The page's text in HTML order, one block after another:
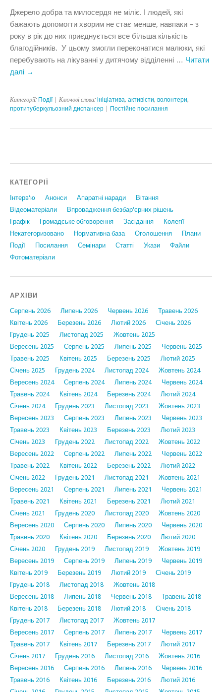
Джерело добра та милосердя не міліє. І людей, які
бажають допомогти хворим не стає менше, навпаки – з
року в рік до них приєднується все більша кількість
благодійників. У цьому змогли переконатися малюки, які
перебувають на лікуванні у дитячому відділенні … Читати
далі →
Категорії: Події| Ключові слова: ініціатива, активісти, волонтери,
протитуберкульозний диспансер
Постійне посилання
КАТЕГОРІЇ
Інтерв'ю Анонси Апаратні наради
Вiтання
Відеоматеріали
Впровадження безбар'єрних рішень
Графiк
Громадське обговорення Засідання
Колегії
Некатегоризовано
Нормативна база Оголошення
Плани
Події
Посилання Семінари Статтi Укази
Файли
Фотоматеріали
АРХІВИ
Серпень 2026 Липень 2026 Червень 2026
Травень 2026
Квітень 2026
Березень 2026 Лютий 2026
Січень 2026
Грудень 2025
Листопад 2025
Жовтень 2025
Вересень 2025
Серпень 2025 Липень 2025
Червень 2025
Травень 2025
Квітень 2025 Березень 2025
Лютий 2025
Січень 2025
Грудень 2024 Листопад 2024
Жовтень 2024
Вересень 2024
Серпень 2024 Липень 2024
Червень 2024
Травень 2024
Квітень 2024 Березень 2024
Лютий 2024
Січень 2024
Грудень 2023 Листопад 2023
Жовтень 2023
Вересень 2023
Серпень 2023 Липень 2023
Червень 2023
Травень 2023
Квітень 2023 Березень 2023
Лютий 2023
Січень 2023
Грудень 2022 Листопад 2022
Жовтень 2022
Вересень 2022
Серпень 2022 Липень 2022
Червень 2022
Травень 2022
Квітень 2022 Березень 2022
Лютий 2022
Січень 2022
Грудень 2021 Листопад 2021
Жовтень 2021
Вересень 2021
Серпень 2021 Липень 2021
Червень 2021
Травень 2021
Квітень 2021 Березень 2021
Лютий 2021
Січень 2021
Грудень 2020 Листопад 2020
Жовтень 2020
Вересень 2020
Серпень 2020 Липень 2020
Червень 2020
Травень 2020
Квітень 2020 Березень 2020
Лютий 2020
Січень 2020
Грудень 2019 Листопад 2019
Жовтень 2019
Вересень 2019
Серпень 2019 Липень 2019
Червень 2019
Квітень 2019
Березень 2019 Лютий 2019
Січень 2019
Грудень 2018
Листопад 2018
Жовтень 2018
Вересень 2018
Липень 2018 Червень 2018
Травень 2018
Квітень 2018
Березень 2018 Лютий 2018
Січень 2018
Грудень 2017
Листопад 2017
Жовтень 2017
Вересень 2017
Серпень 2017 Липень 2017
Червень 2017
Травень 2017
Квітень 2017 Березень 2017
Лютий 2017
Січень 2017
Грудень 2016 Листопад 2016
Жовтень 2016
Вересень 2016
Серпень 2016 Липень 2016
Червень 2016
Травень 2016
Квітень 2016 Березень 2016
Лютий 2016